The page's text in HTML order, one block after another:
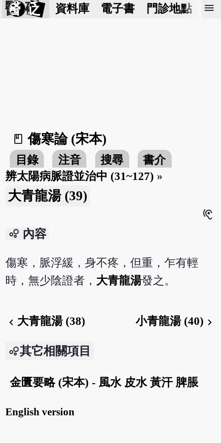
醫 砭 資料庫 電子書 門診地點 預
menu
book_2
傷寒論 (宋本)
目錄 注音 搜尋
書介
辨太陽病脈證並治中 (31~127) »
大青龍湯 (39)
hearing
bubble_chart 內容
傷寒，脈浮緩，身不疼，但重，乍有輕
時，無少陰證者， 大青龍湯發之。
chevron_left大青龍湯 (38) 小青龍湯 (40) chevron_right
其它相關項目
金匱要略 (宋本) - 風水 皮水 黃汗 脾脹
English version